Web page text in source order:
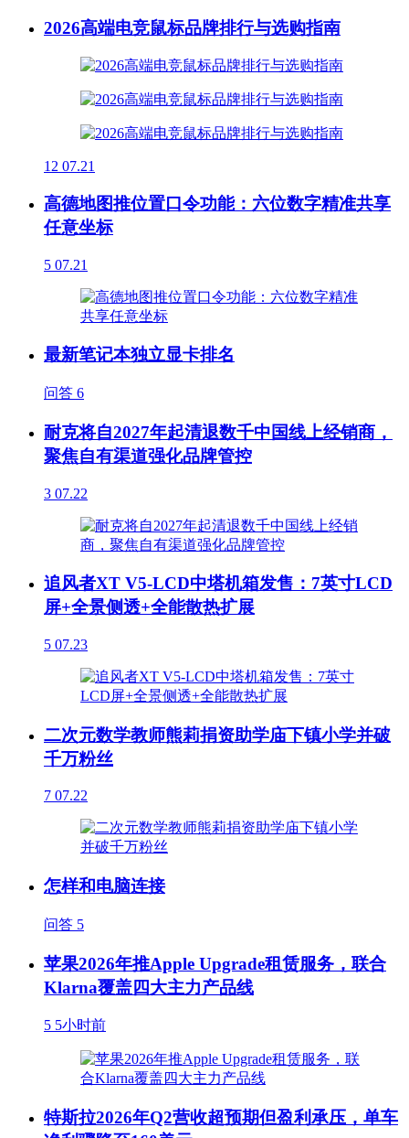
2026高端电竞鼠标品牌排行与选购指南
12 07.21
高德地图推位置口令功能：六位数字精准共享
任意坐标
5 07.21
最新笔记本独立显卡排名
问答 6
耐克将自2027年起清退数千中国线上经销商，
聚焦自有渠道强化品牌管控
3 07.22
追风者XT V5-LCD中塔机箱发售：7英寸LCD
屏+全景侧透+全能散热扩展
5 07.23
二次元数学教师熊莉捐资助学庙下镇小学并破
千万粉丝
7 07.22
怎样和电脑连接
问答 5
苹果2026年推Apple Upgrade租赁服务，联合
Klarna覆盖四大主力产品线
5 5小时前
特斯拉2026年Q2营收超预期但盈利承压，单车